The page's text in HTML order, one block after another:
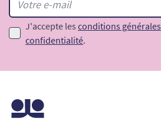
J'accepte les conditions générales
confidentialité.